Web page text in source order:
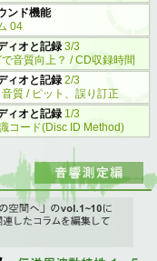
ンド機能
04
ィオと記録3/3
音質向上？ / CD収録時間
ィオと記録2/3
質 / ピット、誤り訂正
ィオと記録 1/3
コード(Disc ID Method)
ル分布と伝送周波数特性に関